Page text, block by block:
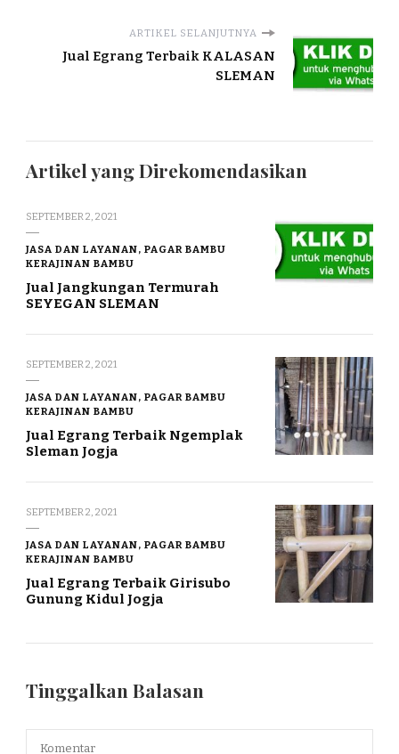
ARTIKEL SELANJUTNYA
Jual Egrang Terbaik KALASAN
SLEMAN
Artikel yang Direkomendasikan
SEPTEMBER 2, 2021
JASA DAN LAYANAN, PAGAR BAMBU
KERAJINAN BAMBU
Jual Jangkungan Termurah
SEYEGAN SLEMAN
SEPTEMBER 2, 2021
JASA DAN LAYANAN, PAGAR BAMBU
KERAJINAN BAMBU
Jual Egrang Terbaik Ngemplak
Sleman Jogja
SEPTEMBER 2, 2021
JASA DAN LAYANAN, PAGAR BAMBU
KERAJINAN BAMBU
Jual Egrang Terbaik Girisubo
Gunung Kidul Jogja
Tinggalkan Balasan